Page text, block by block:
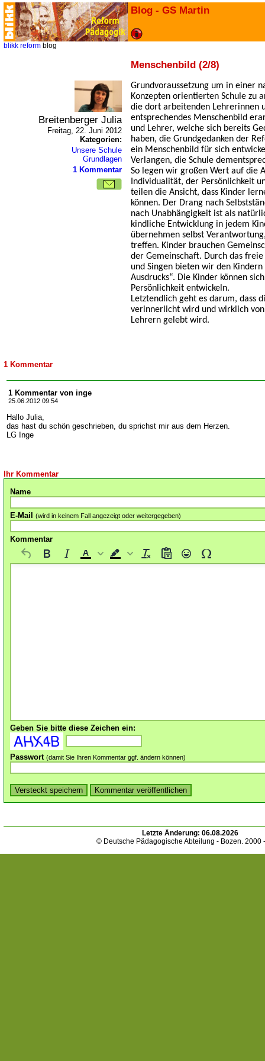
Blog - GS Martin
blikk reform blog
Menschenbild (2/8)
Breitenberger Julia
Freitag, 22. Juni 2012
Kategorien:
Unsere Schule
Grundlagen
1 Kommentar
Grundvoraussetzung um in einer
Konzepten orientierten Schule zu
die dort arbeitenden Lehrerinnen
entsprechendes Menschenbild
und Lehrer, welche sich bereits
haben, die Grundgedanken der
ein Menschenbild für sich
Verlangen, die Schule
So legen wir großen Wert auf die
Individualität, der Persönlichkeit
teilen die Ansicht, dass Kinder
können. Der Drang nach
nach Unabhängigkeit ist als
kindliche Entwicklung in jedem
übernehmen selbst
treffen. Kinder brauchen
der Gemeinschaft. Durch das
und Singen bieten wir den
Ausdrucks“. Die Kinder können
Persönlichkeit entwickeln.
Letztendlich geht es darum, dass
verinnerlicht wird und wirklich
Lehrern gelebt wird.
1 Kommentar
1 Kommentar von inge
25.06.2012 09:54
Hallo Julia,
das hast du schön geschrieben, du sprichst mir aus dem Herzen.
LG Inge
Ihr Kommentar
Name
E-Mail (wird in keinem Fall angezeigt oder weitergegeben)
Kommentar
Geben Sie bitte diese Zeichen ein:
Passwort (damit Sie Ihren Kommentar ggf. ändern können)
Letzte Änderung: 06.08.2026
© Deutsche Pädagogische Abteilung - Bozen. 2000